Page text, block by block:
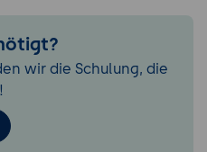
wir die Schulung, die